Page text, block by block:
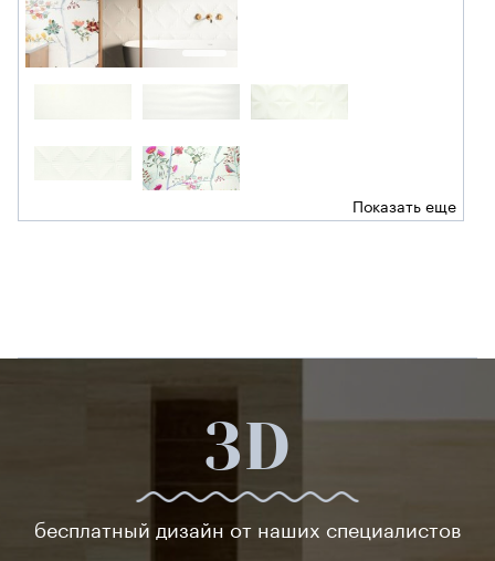
Показать еще
3D
бесплатный дизайн от наших специалистов